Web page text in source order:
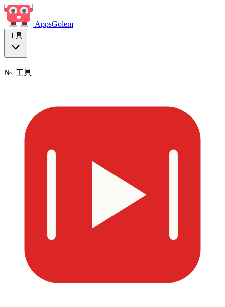
AppsGolem
工具
№ 工具